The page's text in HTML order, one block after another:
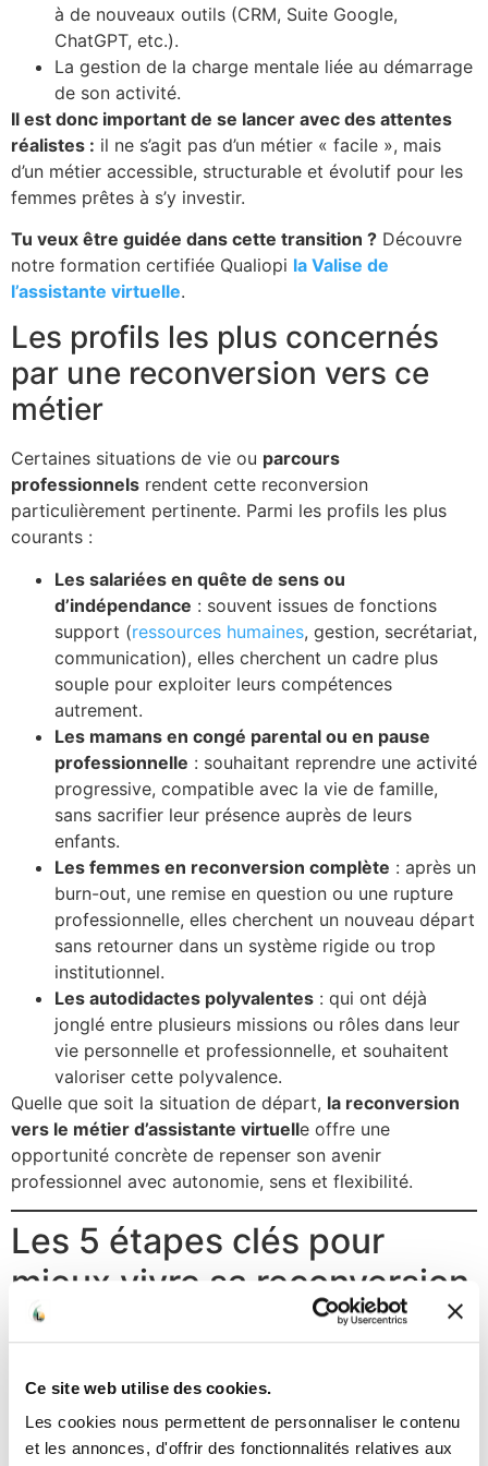
Ce site web utilise des cookies.
Les cookies nous permettent de personnaliser le contenu
et les annonces, d'offrir des fonctionnalités relatives aux
à de nouveaux outils (CRM, Suite Google,
ChatGPT, etc.).
La gestion de la charge mentale liée au démarrage
de son activité.
Il est donc important de se lancer avec des attentes
réalistes : il ne s’agit pas d’un métier « facile », mais
d’un métier accessible, structurable et évolutif pour les
femmes prêtes à s’y investir.
Tu veux être guidée dans cette transition ? Découvre
notre formation certifiée Qualiopi la Valise de
l’assistante virtuelle.
Les profils les plus concernés
par une reconversion vers ce
métier
Certaines situations de vie ou parcours
professionnels rendent cette reconversion
particulièrement pertinente. Parmi les profils les plus
courants :
Les salariées en quête de sens ou
d’indépendance : souvent issues de fonctions
support (ressources humaines, gestion, secrétariat,
communication), elles cherchent un cadre plus
souple pour exploiter leurs compétences
autrement.
Les mamans en congé parental ou en pause
professionnelle : souhaitant reprendre une activité
progressive, compatible avec la vie de famille,
sans sacrifier leur présence auprès de leurs
enfants.
Les femmes en reconversion complète : après un
burn-out, une remise en question ou une rupture
professionnelle, elles cherchent un nouveau départ
sans retourner dans un système rigide ou trop
institutionnel.
Les autodidactes polyvalentes : qui ont déjà
jonglé entre plusieurs missions ou rôles dans leur
vie personnelle et professionnelle, et souhaitent
valoriser cette polyvalence.
Quelle que soit la situation de départ, la reconversion
vers le métier d’assistante virtuelle offre une
opportunité concrète de repenser son avenir
professionnel avec autonomie, sens et flexibilité.
Les 5 étapes clés pour
mieux vivre sa reconversion
en tant qu’assistante
Se reconvertir ne se résume pas à lancer son
entreprise.C’est un changement de vie, qui nécessite